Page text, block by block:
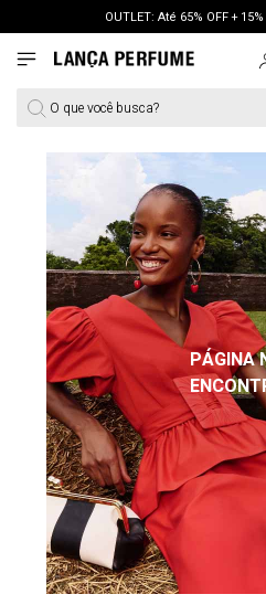
OUTLET: Até 65% OFF +
LANÇAMENTO PRIMAVERA
O que você busca?
PÁGINA